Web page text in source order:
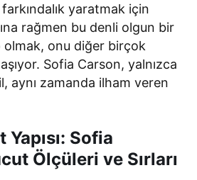
yaratmak için
rağmen bu denli olgun bir
olmak, onu diğer birçok
Sofia Carson, yalnızca
aynı zamanda ilham veren
Yapısı: Sofia
Ölçüleri ve Sırları